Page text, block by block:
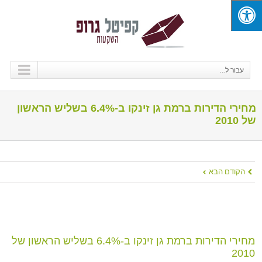
עבור ל...
מחירי הדירות ברמת גן זינקו ב-6.4% בשליש הראשון
של 2010
הקודם הבא
מחירי הדירות ברמת גן זינקו ב-6.4% בשליש הראשון של
2010